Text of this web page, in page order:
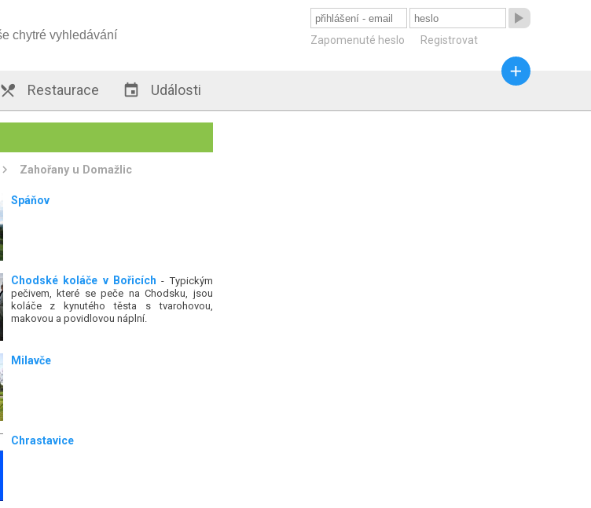

Zapomenuté heslo Registrovat
 Restaurace  Události

Zahořany u Domažlic
Spáňov
Chodské koláče v Bořicích - Typickým
pečivem, které se peče na Chodsku, jsou
koláče z kynutého těsta s tvarohovou,
makovou a povidlovou náplní.
Milavče
Chrastavice